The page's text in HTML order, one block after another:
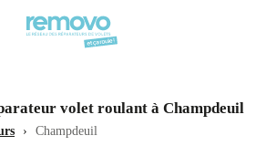
volet roulant à Champdeuil
› Champdeuil